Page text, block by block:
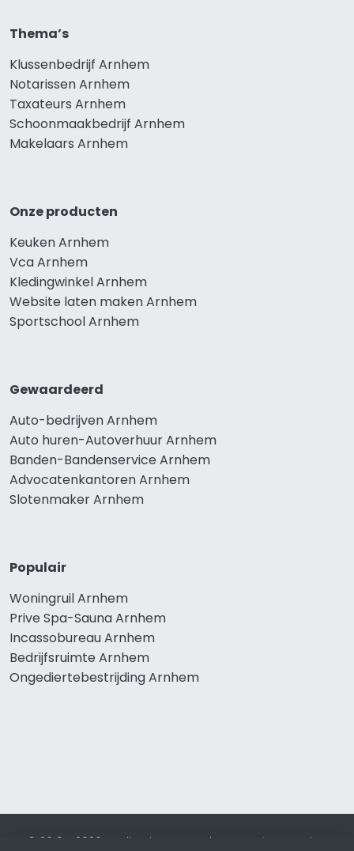
Thema’s
Klussenbedrijf Arnhem
Notarissen Arnhem
Taxateurs Arnhem
Schoonmaakbedrijf Arnhem
Makelaars Arnhem
Onze producten
Keuken Arnhem
Vca Arnhem
Kledingwinkel Arnhem
Website laten maken Arnhem
Sportschool Arnhem
Gewaardeerd
Auto-bedrijven Arnhem
Auto huren-Autoverhuur Arnhem
Banden-Bandenservice Arnhem
Advocatenkantoren Arnhem
Slotenmaker Arnhem
Populair
Woningruil Arnhem
Prive Spa-Sauna Arnhem
Incassobureau Arnhem
Bedrijfsruimte Arnhem
Ongediertebestrijding Arnhem
© 2019 - 2026 Realisatie en SEO door SEO-bureau
Lion